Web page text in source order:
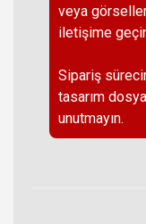
veya
iletişime
Sipariş
tasarım
unutmayın.